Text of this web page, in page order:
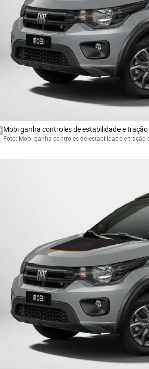
Mobi ganha controles de estabilidade e
Foto: Mobi ganha controles de estabilidade e